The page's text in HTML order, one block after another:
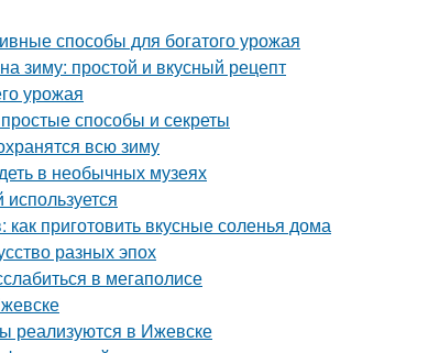
способы для богатого урожая
зиму: простой и вкусный рецепт
урожая
способы и секреты
всю зиму
в необычных музеях
приготовить вкусные соленья дома
разных эпох
в мегаполисе
реализуются в Ижевске